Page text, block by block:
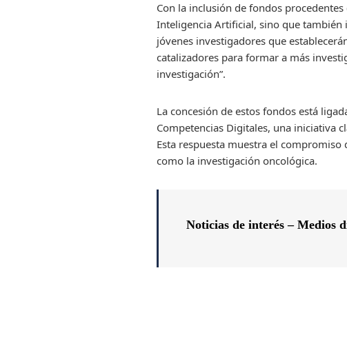
Con la inclusión de fondos
Inteligencia Artificial, sino que también
jóvenes investigadores que
catalizadores para formar a más
investigación”.
La concesión de estos fondos está
Competencias Digitales, una iniciativa
Esta respuesta muestra el
como la investigación oncológica.
Noticias de interés – Medios